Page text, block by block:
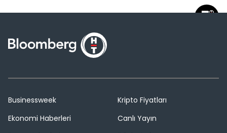
Businessweek
Ekonomi Haberleri
Kripto Fiyatları
Canlı Yayın